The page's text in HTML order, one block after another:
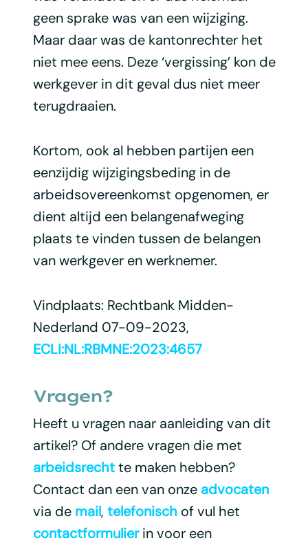
geen sprake was van een wijziging.
Maar daar was de kantonrechter het
niet mee eens. Deze ‘vergissing’ kon de
werkgever in dit geval dus niet meer
terugdraaien.
Kortom, ook al hebben partijen een
eenzijdig wijzigingsbeding in de
arbeidsovereenkomst opgenomen, er
dient altijd een belangenafweging
plaats te vinden tussen de belangen
van werkgever en werknemer.
Vindplaats: Rechtbank Midden-
Nederland 07-09-2023,
ECLI:NL:RBMNE:2023:4657
Vragen?
Heeft u vragen naar aanleiding van dit
artikel? Of andere vragen die met
arbeidsrechtte maken hebben?
Contact dan een van onze advocaten
via de mail, telefonischof vul het
contactformulierin voor een